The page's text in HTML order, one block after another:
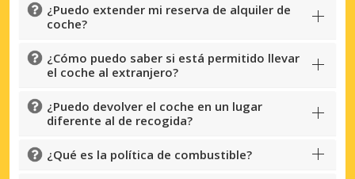
¿Puedo extender mi reserva de alquiler de
coche?
¿Cómo puedo saber si está permitido llevar
el coche al extranjero?
¿Puedo devolver el coche en un lugar
diferente al de recogida?
¿Qué es la política de combustible?